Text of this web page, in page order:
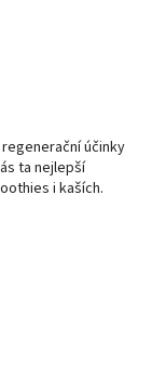
účinky
ta nejlepší
i kaších.